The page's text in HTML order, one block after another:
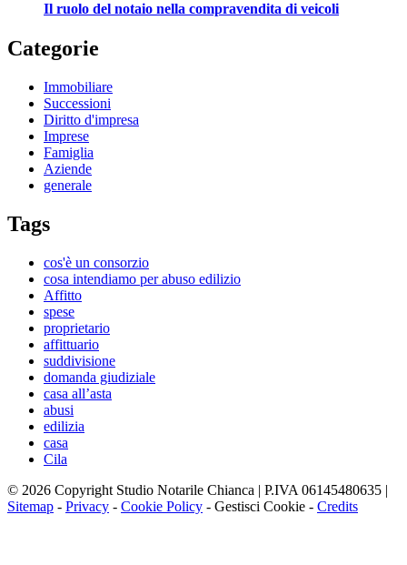
Il ruolo del notaio nella compravendita di veicoli
Categorie
Immobiliare
Successioni
Diritto d'impresa
Imprese
Famiglia
Aziende
generale
Tags
cos'è un consorzio
cosa intendiamo per abuso edilizio
Affitto
spese
proprietario
affittuario
suddivisione
domanda giudiziale
casa all’asta
abusi
edilizia
casa
Cila
© 2026 Copyright Studio Notarile Chianca | P.IVA 06145480635 |
Sitemap - Privacy - Cookie Policy - Gestisci Cookie - Credits